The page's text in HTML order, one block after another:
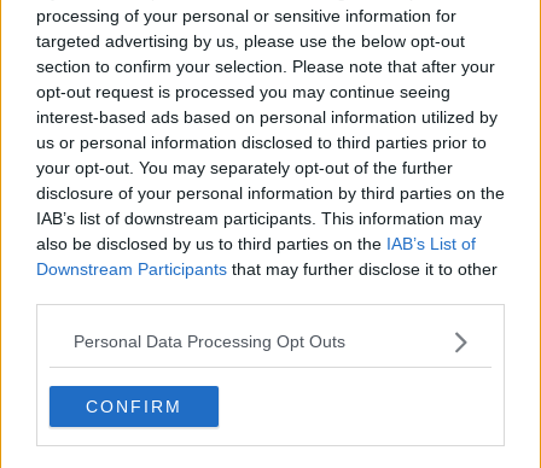
processing of your personal or sensitive information for
targeted advertising by us, please use the below opt-out
section to confirm your selection. Please note that after your
opt-out request is processed you may continue seeing
interest-based ads based on personal information utilized by
us or personal information disclosed to third parties prior to
your opt-out. You may separately opt-out of the further
disclosure of your personal information by third parties on the
IAB’s list of downstream participants. This information may
also be disclosed by us to third parties on the IAB’s List of
Downstream Participants that may further disclose it to other
Personal Data Processing Opt Outs
CONFIRM
Svar avVivaLaMusica 2026-06-1109:58
Henrik Jönsson, Aron Flam och Jan Emanuel stoppas av Folkets hus i
Cadell 2026-06-09 20:06
Samnytt raderar kvinnofientliga kommentarer
Svar avGoggeGogelius 2026-05-2922:02
Internet krymper. Google och Bing censurerar över 99% av alla
sökresultat
Svar avMpunktM 2026-05-26 17:57
Joakim Lamotte hängde ut handläggare, problem i systemet?
Svar av Anonym555 2026-05-25 22:40